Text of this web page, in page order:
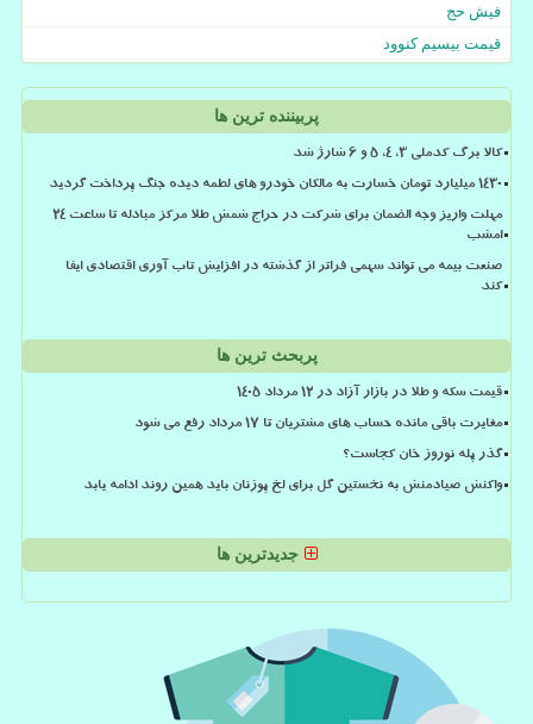
فیش حج
قیمت بیسیم کنوود
پربیننده ترین ها
کالا برگ کدملی 3، 4، 5 و 6 شارژ شد
۱۴۳۰ میلیارد تومان خسارت به مالکان خودرو های لطمه دیده جنگ پرداخت گردید
مهلت واریز وجه الضمان برای شرکت در حراج شمش طلا مرکز مبادله تا ساعت ۲۴
امشب
صنعت بیمه می تواند سهمی فراتر از گذشته در افزایش تاب آوری اقتصادی ایفا
کند
پربحث ترین ها
قیمت سکه و طلا در بازار آزاد در ۱۲ مرداد ۱۴۰۵
مغایرت باقی مانده حساب های مشتریان تا 17 مرداد رفع می شود
گذر پله نوروز خان کجاست؟
واکنش صیادمنش به نخستین گل برای لخ پوزنان باید همین روند ادامه یابد
جدیدترین ها